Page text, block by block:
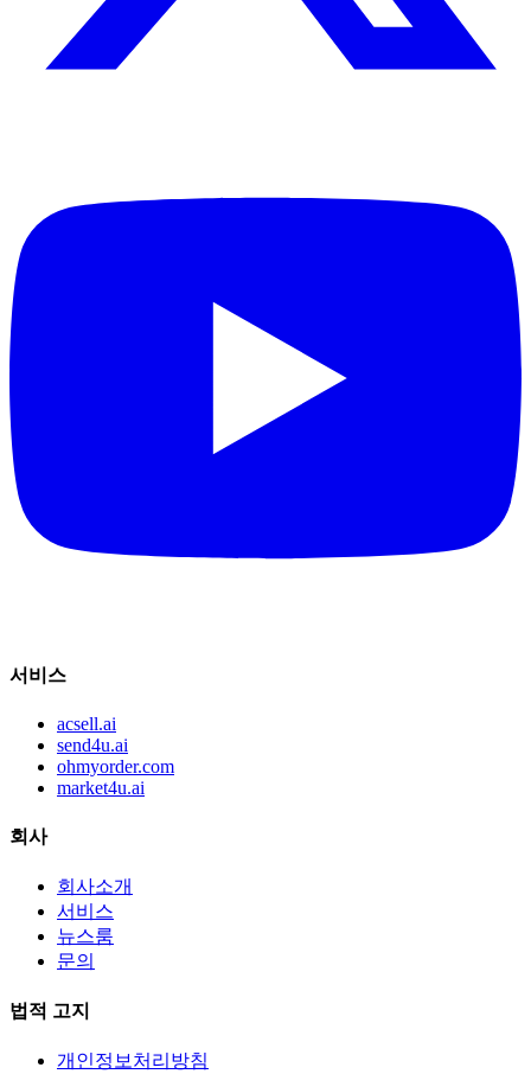
서비스
acsell.ai
send4u.ai
ohmyorder.com
market4u.ai
회사
회사소개
서비스
뉴스룸
문의
법적 고지
개인정보처리방침